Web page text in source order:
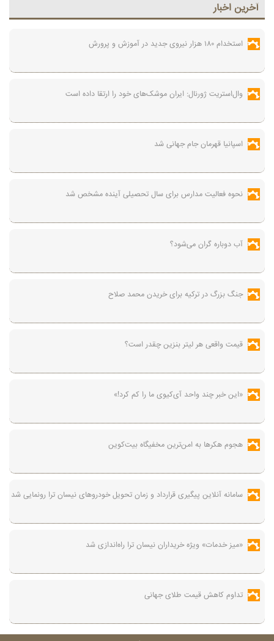
آخرين اخبار
استخدام ۱۸۰ هزار نیروی جدید در آموزش‌ و پرورش
وال‌استریت ژورنال: ایران موشک‌های خود را ارتقا داده است
اسپانیا قهرمان جام جهانی شد
نحوه فعالیت مدارس برای سال تحصیلی آینده مشخص شد
آب دوباره گران می‌شود؟
جنگ بزرگ در ترکیه برای خریدن محمد صلاح
قیمت واقعی هر لیتر بنزین چقدر است؟
«این خبر چند واحد آی‌کیوی ما را کم کرد!»
هجوم هکرها به امن‌ترین مخفیگاه بیت‌کوین
سامانه آنلاین پیگیری قرارداد‌ و زمان تحویل خودرو‌های نیسان ترا رونمایی شد
«میز خدمات» ویژه خریداران نیسان ترا راه‌اندازی شد
تداوم کاهش قیمت طلای جهانی